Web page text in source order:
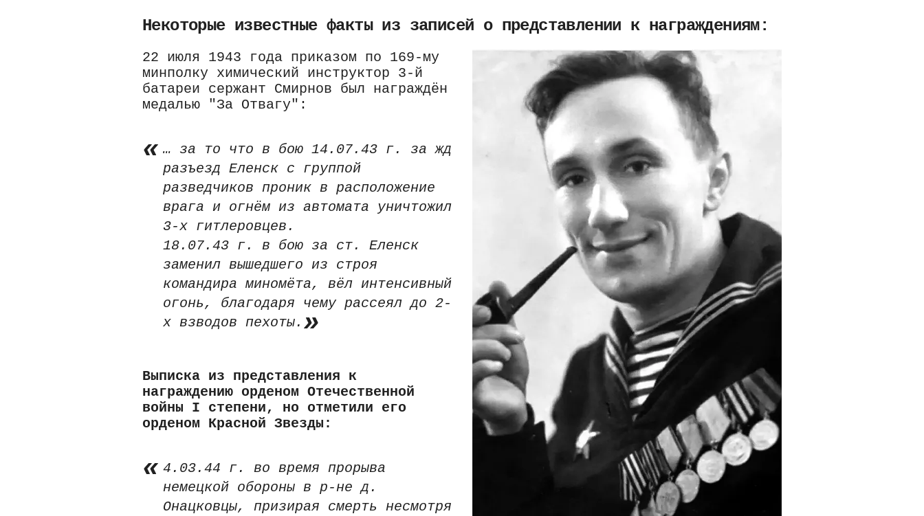
Некоторые известные факты из записей о представлении к награждениям:
22 июля 1943 года приказом по 169-му
минполку химический инструктор 3-й
батареи сержант Смирнов был награждён
медалью "За Отвагу":
… за то что в бою 14.07.43 г. за жд
разъезд Еленск с группой
разведчиков проник в расположение
врага и огнём из автомата уничтожил
3-х гитлеровцев.
18.07.43 г. в бою за ст. Еленск
заменил вышедшего из строя
командира миномёта, вёл интенсивный
огонь, благодаря чему рассеял до 2-
х взводов пехоты.
Выписка из представления к
награждению орденом Отечественной
войны I степени, но отметили его
орденом Красной Звезды:
4.03.44 г. во время прорыва
немецкой обороны в р-не д.
Онацковцы, призирая смерть несмотря